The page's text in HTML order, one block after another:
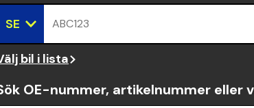
SE ABC123
bil i lista
OE-nummer, artikelnummer eller